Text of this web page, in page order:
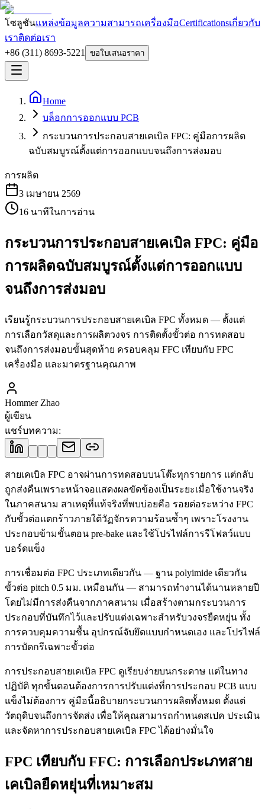
โซลูชันแหล่งข้อมูลความสามารถเครื่องมือCertificationsเกี่ยวกับ
เราติดต่อเรา
+86 (311) 8693-5221
ขอใบเสนอราคา
Home
บล็อกการออกแบบ PCB
กระบวนการประกอบสายเคเบิล FPC: คู่มือการผลิต
ฉบับสมบูรณ์ตั้งแต่การออกแบบจนถึงการส่งมอบ
การผลิต
3 เมษายน 2569
16 นาทีในการอ่าน
กระบวนการประกอบสายเคเบิล FPC: คู่มือ
การผลิตฉบับสมบูรณ์ตั้งแต่การออกแบบ
จนถึงการส่งมอบ
เรียนรู้กระบวนการประกอบสายเคเบิล FPC ทั้งหมด — ตั้งแต่
การเลือกวัสดุและการผลิตวงจร การติดตั้งขั้วต่อ การทดสอบ
จนถึงการส่งมอบขั้นสุดท้าย ครอบคลุม FFC เทียบกับ FPC
เครื่องมือ และมาตรฐานคุณภาพ
Hommer Zhao
ผู้เขียน
แชร์บทความ:
สายเคเบิล FPC อาจผ่านการทดสอบบนโต๊ะทุกรายการ แต่กลับ
ถูกส่งคืนเพราะหน้าจอแสดงผลขัดข้องเป็นระยะเมื่อใช้งานจริง
ในภาคสนาม สาเหตุที่แท้จริงที่พบบ่อยคือ รอยต่อระหว่าง FPC
กับขั้วต่อแตกร้าวภายใต้วัฏจักรความร้อนซ้ำๆ เพราะโรงงาน
ประกอบข้ามขั้นตอน pre-bake และใช้โปรไฟล์การรีโฟลว์แบบ
บอร์ดแข็ง
การเชื่อมต่อ FPC ประเภทเดียวกัน — ฐาน polyimide เดียวกัน
ขั้วต่อ pitch 0.5 มม. เหมือนกัน — สามารถทำงานได้นานหลายปี
โดยไม่มีการส่งคืนจากภาคสนาม เมื่อสร้างตามกระบวนการ
ประกอบที่บันทึกไว้และปรับแต่งเฉพาะสำหรับวงจรยืดหยุ่น ทั้ง
การควบคุมความชื้น อุปกรณ์จับยึดแบบกำหนดเอง และโปรไฟล์
การบัดกรีเฉพาะขั้วต่อ
การประกอบสายเคเบิล FPC ดูเรียบง่ายบนกระดาษ แต่ในทาง
ปฏิบัติ ทุกขั้นตอนต้องการการปรับแต่งที่การประกอบ PCB แบบ
แข็งไม่ต้องการ คู่มือนี้อธิบายกระบวนการผลิตทั้งหมด ตั้งแต่
วัตถุดิบจนถึงการจัดส่ง เพื่อให้คุณสามารถกำหนดสเปค ประเมิน
และจัดหาการประกอบสายเคเบิล FPC ได้อย่างมั่นใจ
FPC เทียบกับ FFC: การเลือกประเภทสาย
เคเบิลยืดหยุ่นที่เหมาะสม